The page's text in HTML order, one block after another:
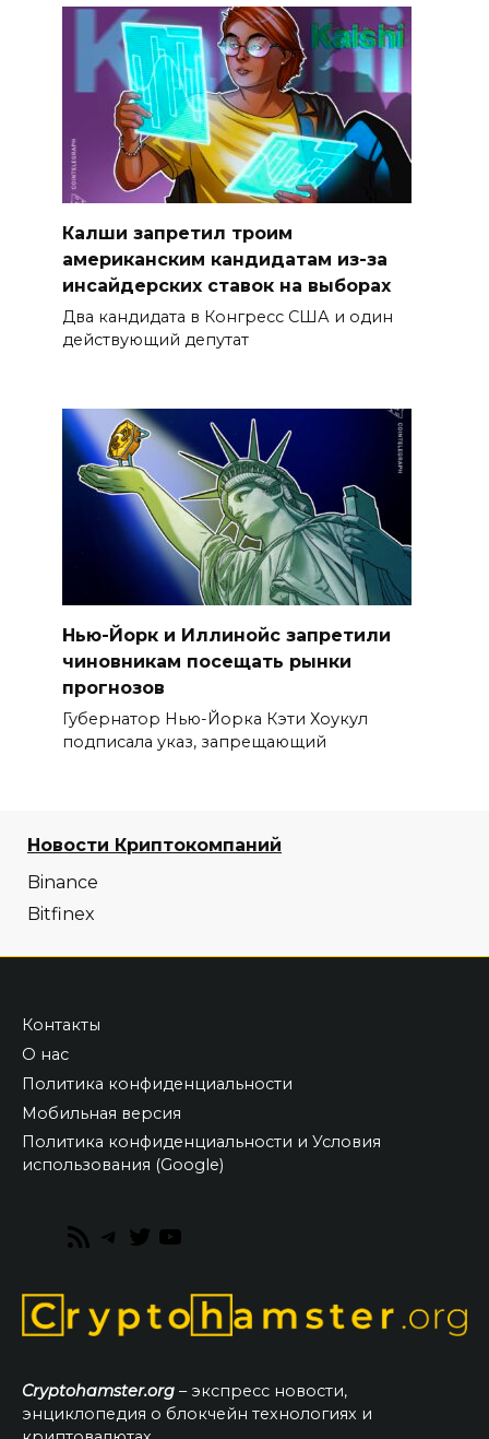
Калши запретил троим
американским кандидатам из-за
инсайдерских ставок на выборах
Два кандидата в Конгресс США и один
действующий депутат
Нью-Йорк и Иллинойс запретили
чиновникам посещать рынки
прогнозов
Губернатор Нью-Йорка Кэти Хоукул
подписала указ, запрещающий
Новости Криптокомпаний
Binance
Bitfinex
Контакты
О нас
Политика конфиденциальности
Мобильная версия
Политика конфиденциальности и Условия
использования (Google)
RSS
Telegram
Twitter
Cryptohamster.org – экспресс новости,
энциклопедия о блокчейн технологиях и